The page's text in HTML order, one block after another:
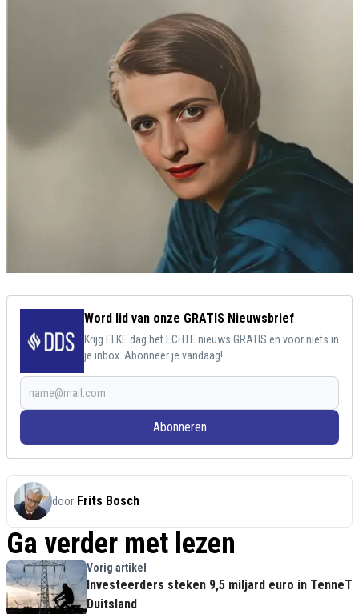
Word lid van onze GRATIS Nieuwsbrief
Krijg ELKE dag het ECHTE nieuws GRATIS en voor niets in
je inbox. Abonneer je vandaag!
Abonneren
door Frits Bosch
Ga verder met lezen
Vorig artikel
Investeerders steken 9,5 miljard euro in TenneT
Duitsland